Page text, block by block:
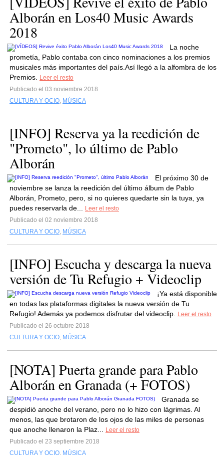
Alborán en Los40 Music Awards
2018
La noche
prometía, Pablo contaba con cinco nominaciones a los premios
musicales más importantes del país.Así llegó a la alfombra de los
Premios.
Leer el resto
Publicado el 03 noviembre 2018
CULTURA Y OCIO, MÚSICA
[INFO] Reserva ya la reedición de
"Prometo", lo último de Pablo
Alborán
El próximo 30 de
noviembre se lanza la reedición del último álbum de Pablo
Alborán, Prometo, pero, si no quieres quedarte sin la tuya, ya
puedes reservarla de...
Leer el resto
Publicado el 02 noviembre 2018
CULTURA Y OCIO, MÚSICA
[INFO] Escucha y descarga la nueva
versión de Tu Refugio + Videoclip
¡Ya está disponible
en todas las plataformas digitales la nueva versión de Tu
Refugio! Además ya podemos disfrutar del videoclip.
Leer el resto
Publicado el 26 octubre 2018
CULTURA Y OCIO, MÚSICA
[NOTA] Puerta grande para Pablo
Alborán en Granada (+ FOTOS)
Granada se
despidió anoche del verano, pero no lo hizo con lágrimas. Al
menos, las que brotaron de los ojos de las miles de personas
que anoche llenaron la Plaz...
Leer el resto
Publicado el 23 septiembre 2018
CULTURA Y OCIO, MÚSICA